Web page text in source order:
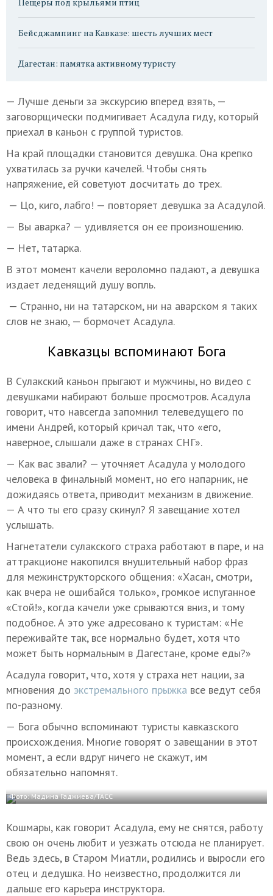
Бейсджампинг на Кавказе: шесть лучших мест
Дагестан: памятка активному туристу
— Лучше деньги за экскурсию вперед взять, —
заговорщически подмигивает Асадула гиду, который
приехал в каньон с группой туристов.
На край площадки становится девушка. Она крепко
ухватилась за ручки качелей. Чтобы снять
напряжение, ей советуют досчитать до трех.
— Цо, киго, лабго! — повторяет девушка за Асадулой.
— Вы аварка? — удивляется он ее произношению.
— Нет, татарка.
В этот момент качели вероломно падают, а девушка
издает леденящий душу вопль.
— Странно, ни на татарском, ни на аварском я таких
слов не знаю, — бормочет Асадула.
Кавказцы вспоминают Бога
В Сулакский каньон прыгают и мужчины, но видео с
девушками набирают больше просмотров. Асадула
говорит, что навсегда запомнил телеведущего по
имени Андрей, который кричал так, что «его,
наверное, слышали даже в странах СНГ».
— Как вас звали? — уточняет Асадула у молодого
человека в финальный момент, но его напарник, не
дожидаясь ответа, приводит механизм в движение.
— А что ты его сразу скинул? Я завещание хотел
услышать.
Нагнетатели сулакского страха работают в паре, и на
аттракционе накопился внушительный набор фраз
для межинструкторского общения: «Хасан, смотри,
как вчера не ошибайся только», громкое испуганное
«Стой!», когда качели уже срываются вниз, и тому
подобное. А это уже адресовано к туристам: «Не
переживайте так, все нормально будет, хотя что
может быть нормальным в Дагестане, кроме еды?»
Асадула говорит, что, хотя у страха нет нации, за
мгновения до экстремального прыжка все ведут себя
по-разному.
— Бога обычно вспоминают туристы кавказского
происхождения. Многие говорят о завещании в этот
момент, а если вдруг ничего не скажут, им
обязательно напомнят.
Фото: Мадина Гаджиева/ТАСС
Кошмары, как говорит Асадула, ему не снятся, работу
свою он очень любит и уезжать отсюда не планирует.
Ведь здесь, в Старом Миатли, родились и выросли его
отец и дедушка. Но неизвестно, продолжится ли
дальше его карьера инструктора.